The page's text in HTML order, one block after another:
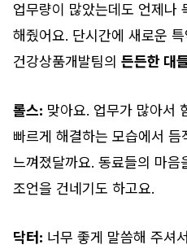
업무량이 많았는데도 언제나
해줬어요. 단시간에 새로운
건강상품개발팀의 든든한 대
롤스: 맞아요. 업무가 많아서
빠르게 해결하는 모습에서 듬
느껴졌달까요. 동료들의 마
조언을 건네기도 하고요.
닥터: 너무 좋게 말씀해 주셔